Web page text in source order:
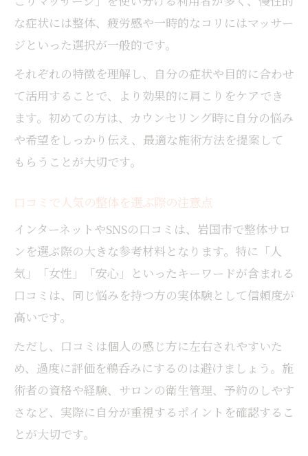
な症状には整体、疲労感や一時的なコリにはマッサー
ジといった選択が一般的です。
それぞれの特徴を理解し、自分の症状や目的に合わせ
て活用することで、より効果的に肩こりをケアでき
ます。初めての方は、カウンセリング時に自分の悩み
や希望をしっかり伝え、最適な施術方法を提案して
もらうことが大切です。
口コミで人気の整体を選ぶ際の注意点
インターネットやSNSの口コミは、岩国市で整体サロ
ンを選ぶ際の大きな参考材料となります。特に「人
気」「女性」「安心」といったキーワードが含まれる
口コミは、同じ悩みを持つ方の実体験として信頼度が
高いです。
ただし、口コミは個人の感じ方に左右されやすいた
め、過度に評価を鵜呑みにするのは避けましょう。施
術者の資格や経験、サロンの衛生管理、予約のしやす
さなど、実際に自分が重視するポイントを確認するこ
とが大切です。